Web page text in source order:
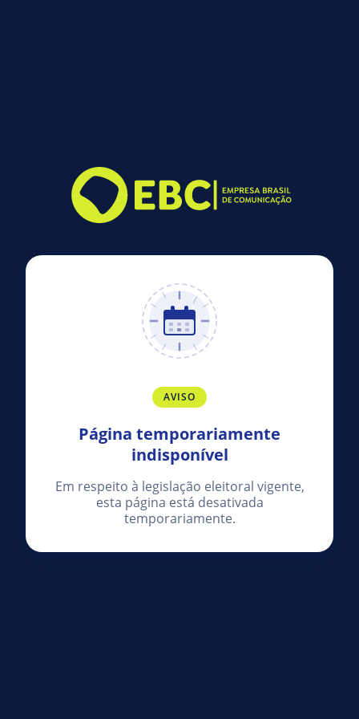
AVISO
Página temporariamente
indisponível
Em respeito à legislação eleitoral vigente,
esta página está desativada
temporariamente.